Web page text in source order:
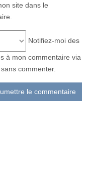
site dans le
Notifiez-moi des
à mon commentaire via
commenter.